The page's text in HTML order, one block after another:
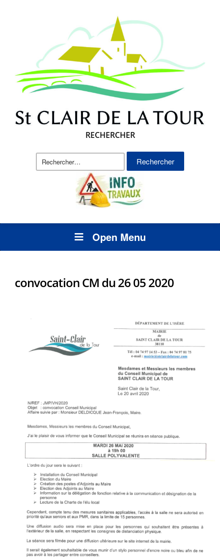
RECHERCHER
Rechercher :
Open Menu
convocation CM du 26 05 2020